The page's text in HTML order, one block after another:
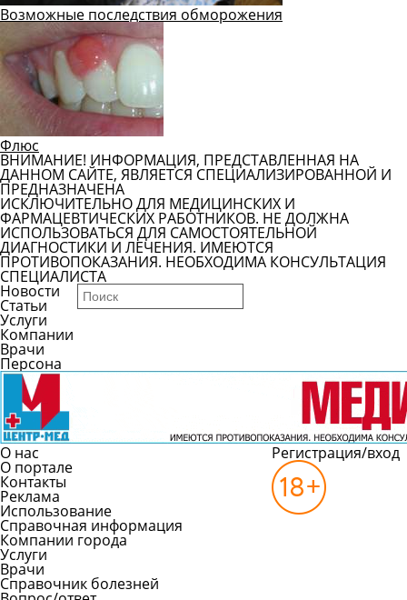
Возможные последствия обморожения
Флюс
ВНИМАНИЕ! ИНФОРМАЦИЯ, ПРЕДСТАВЛЕННАЯ НА
ДАННОМ САЙТЕ, ЯВЛЯЕТСЯ СПЕЦИАЛИЗИРОВАННОЙ И
ПРЕДНАЗНАЧЕНА
ИСКЛЮЧИТЕЛЬНО ДЛЯ МЕДИЦИНСКИХ И
ФАРМАЦЕВТИЧЕСКИХ РАБОТНИКОВ. НЕ ДОЛЖНА
ИСПОЛЬЗОВАТЬСЯ ДЛЯ САМОСТОЯТЕЛЬНОЙ
ДИАГНОСТИКИ И ЛЕЧЕНИЯ. ИМЕЮТСЯ
ПРОТИВОПОКАЗАНИЯ. НЕОБХОДИМА КОНСУЛЬТАЦИЯ
СПЕЦИАЛИСТА
Новости
Статьи
Услуги
Компании
Врачи
Персона
О нас
О портале
Контакты
Реклама
Использование
Справочная информация
Компании города
Услуги
Врачи
Справочник болезней
Регистрация/вход